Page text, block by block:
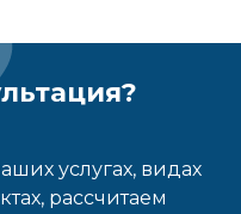
услугах, видах
рассчитаем